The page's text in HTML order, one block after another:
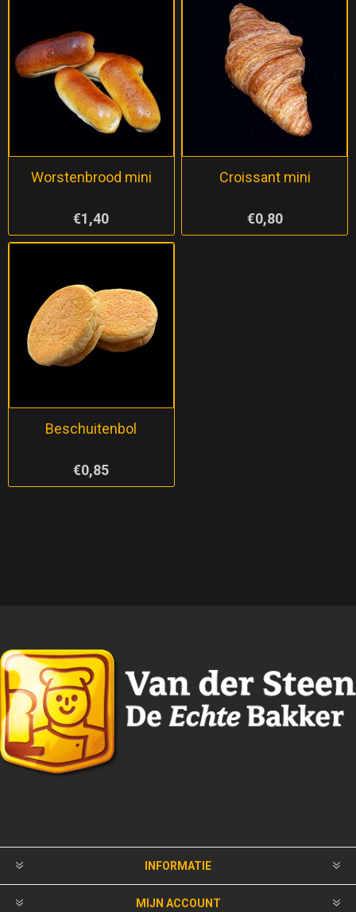
Worstenbrood mini
€1,40
Croissant mini
€0,80
Beschuitenbol
€0,85
INFORMATIE
MIJN ACCOUNT